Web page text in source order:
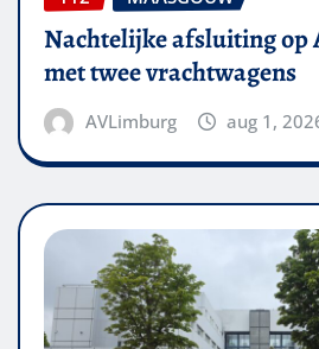
Nachtelijke afsluiting op
met twee vrachtwagens
AVLimburg aug 1,